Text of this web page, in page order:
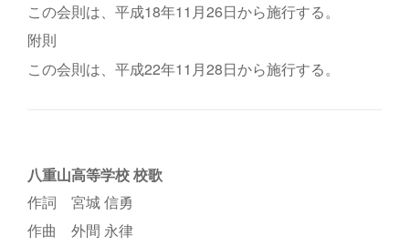
この会則は、平成18年11月26日から施行する。
附則
この会則は、平成22年11月28日から施行する。
八重山高等学校 校歌
作詞 宮城 信勇
作曲 外間 永律